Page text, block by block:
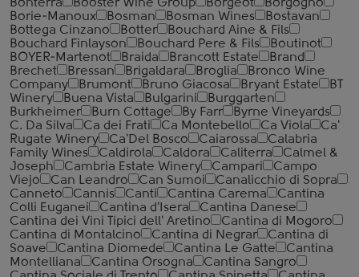
Bonterra
Booster Wine Group Borgeot
Borgogno
Borie-Manoux
Bosman Bosman Wines
Bostavan
Bottega Cinzano
Botter
Bouchard Aine & Fils
Bouchard Finlayson
Bouchard Pere & Fils
Boutinot
BOYER-Martenot
Braida Brancott Estate
Brand
Brechet
Bressan Brigaldara Broglia
Bronco Wine
Company
Brumont Bruno Giacosa Bryant Estate
BT
Winery
Buena Vista Bulgarini
Burggarten
Burkheimer
Burn Cottage By Farr
Byrne Vineyards
C. Da Silva
Ca dei Frati Ca Montebello Ca Viola
Ca'
Rugate Winery
Ca'Del Bosco Caiarossa
Calabria
Family Wines
Caldirola Caldora Caliterra
Calmel &
Joseph
Cambria Estate Winery Campari
Campo
Viejo
Can Leandro Can Sumoi
Canalicchio di Sopra
Canneto
Cannis Canti Cantina Carema
Cantina
Colli Euganei
Cantina d'Isera
Cantina Danese
Cantina dei Vini Tipici dell' Aretino
Cantina di Mogoro
Cantina di Montalcino
Cantina di Negrar
Cantina di
Soave
Cantina Diomede Cantina Le Gatte
Cantina
Montelliana
Cantina Orsogna
Cantina Sangro